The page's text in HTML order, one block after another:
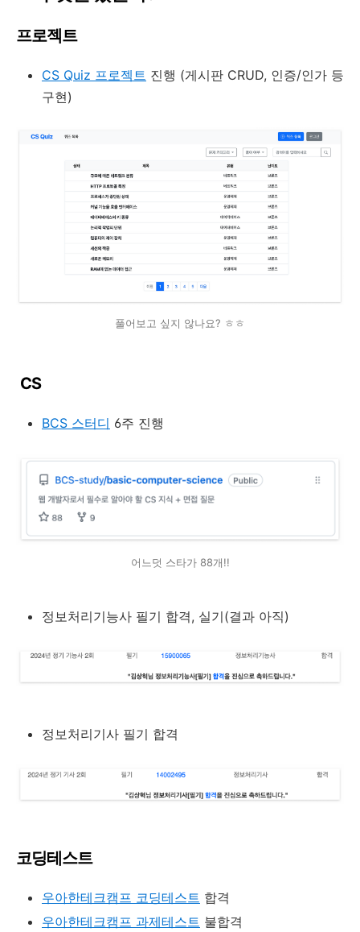
프로젝트
CS Quiz 프로젝트 진행 (게시판 CRUD, 인증/인가 등
구현)
풀어보고 싶지 않나요? ㅎㅎ
CS
BCS 스터디 6주 진행
어느덧 스타가 88개!!
정보처리기능사 필기 합격, 실기(결과 아직)
정보처리기사 필기 합격
코딩테스트
우아한테크캠프 코딩테스트 합격
우아한테크캠프 과제테스트 불합격